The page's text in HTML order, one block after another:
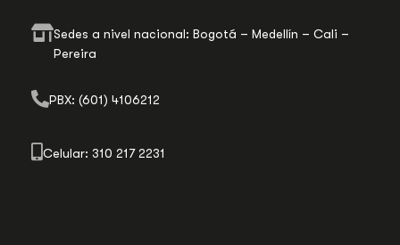
Sedes a nivel nacional: Bogotá – Medellín – Cali –
Pereira
PBX: (601) 4106212
Celular: 310 217 2231